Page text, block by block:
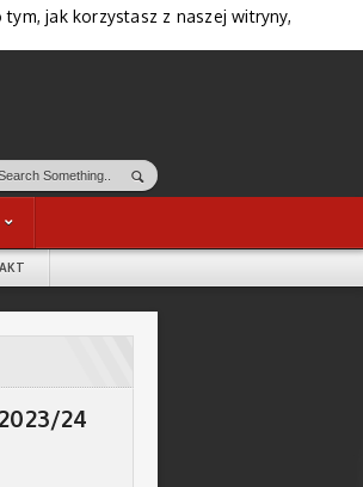
24
jak korzystasz z naszej witryny,